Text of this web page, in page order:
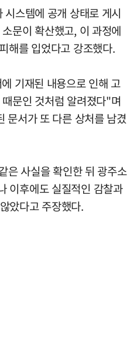
스템에 공개 상태로 게시
문이 확산했고, 이 과정에
해를 입었다고 강조했다.
기재된 내용으로 인해 고
문인 것처럼 알려졌다"며
문서가 또 다른 상처를 남겼
은 사실을 확인한 뒤 광주소
이후에도 실질적인 감찰과
았다고 주장했다.